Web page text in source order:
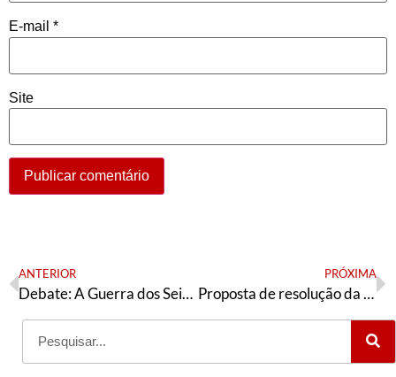
E-mail *
Site
ANTERIOR
Debate: A Guerra dos Seis Dias e a Ocupação da Palestina
PRÓXIMA
Proposta de resolução da AE-Salvador ao diretório municipal